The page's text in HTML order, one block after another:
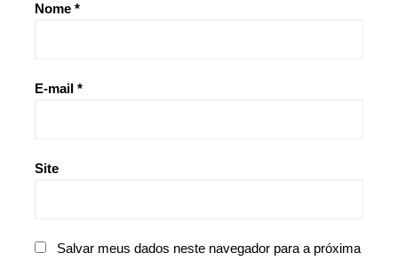
Nome *
E-mail *
Site
Salvar meus dados neste navegador para a próxima